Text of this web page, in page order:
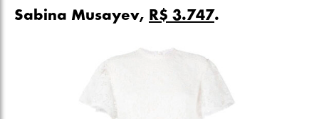
Sabina Musayev, R$ 3.747.